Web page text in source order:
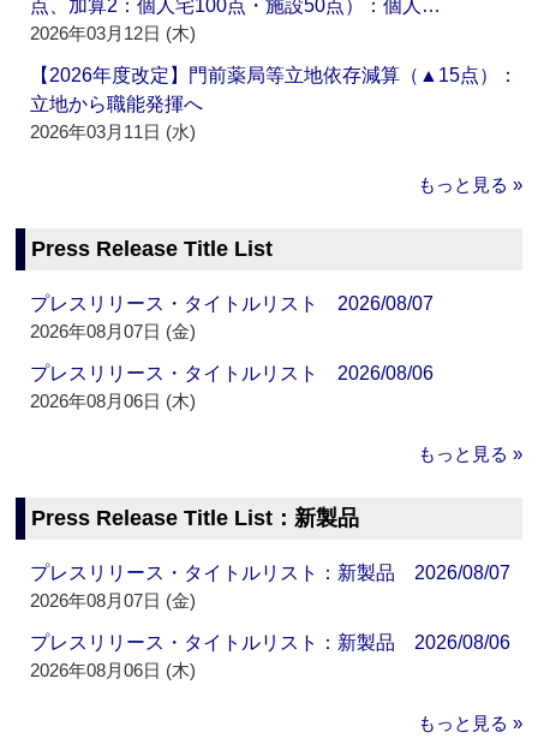
点、加算2：個人宅100点・施設50点）：個人…
2026年03月12日 (木)
【2026年度改定】門前薬局等立地依存減算（▲15点）：
立地から職能発揮へ
2026年03月11日 (水)
もっと見る »
Press Release Title List
プレスリリース・タイトルリスト 2026/08/07
2026年08月07日 (金)
プレスリリース・タイトルリスト 2026/08/06
2026年08月06日 (木)
もっと見る »
Press Release Title List：新製品
プレスリリース・タイトルリスト：新製品 2026/08/07
2026年08月07日 (金)
プレスリリース・タイトルリスト：新製品 2026/08/06
2026年08月06日 (木)
もっと見る »